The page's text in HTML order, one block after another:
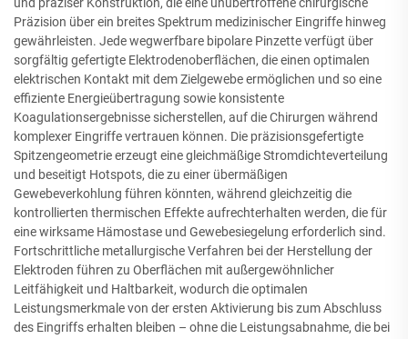
und präziser Konstruktion, die eine unübertroffene chirurgische
Präzision über ein breites Spektrum medizinischer Eingriffe hinweg
gewährleisten. Jede wegwerfbare bipolare Pinzette verfügt über
sorgfältig gefertigte Elektrodenoberflächen, die einen optimalen
elektrischen Kontakt mit dem Zielgewebe ermöglichen und so eine
effiziente Energieübertragung sowie konsistente
Koagulationsergebnisse sicherstellen, auf die Chirurgen während
komplexer Eingriffe vertrauen können. Die präzisionsgefertigte
Spitzengeometrie erzeugt eine gleichmäßige Stromdichteverteilung
und beseitigt Hotspots, die zu einer übermäßigen
Gewebeverkohlung führen könnten, während gleichzeitig die
kontrollierten thermischen Effekte aufrechterhalten werden, die für
eine wirksame Hämostase und Gewebesiegelung erforderlich sind.
Fortschrittliche metallurgische Verfahren bei der Herstellung der
Elektroden führen zu Oberflächen mit außergewöhnlicher
Leitfähigkeit und Haltbarkeit, wodurch die optimalen
Leistungsmerkmale von der ersten Aktivierung bis zum Abschluss
des Eingriffs erhalten bleiben – ohne die Leistungsabnahme, die bei